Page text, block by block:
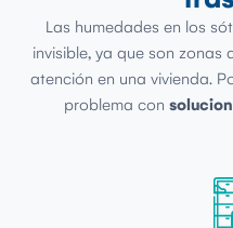
Las humedades en los
invisible, ya que son
atención en una vivienda.
problema con